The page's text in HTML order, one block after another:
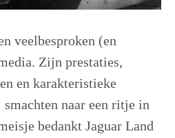
veelbesproken (en
Zijn prestaties,
en karakteristieke
naar een ritje in
bedankt Jaguar Land